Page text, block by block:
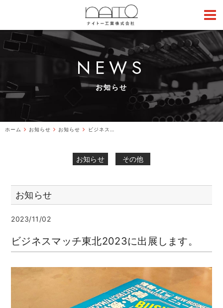
NEWS
お知らせ
ホーム お知らせ お知らせ
お知らせ その他
お知らせ
2023/11/02
ビジネスマッチ東北2023に出展します。